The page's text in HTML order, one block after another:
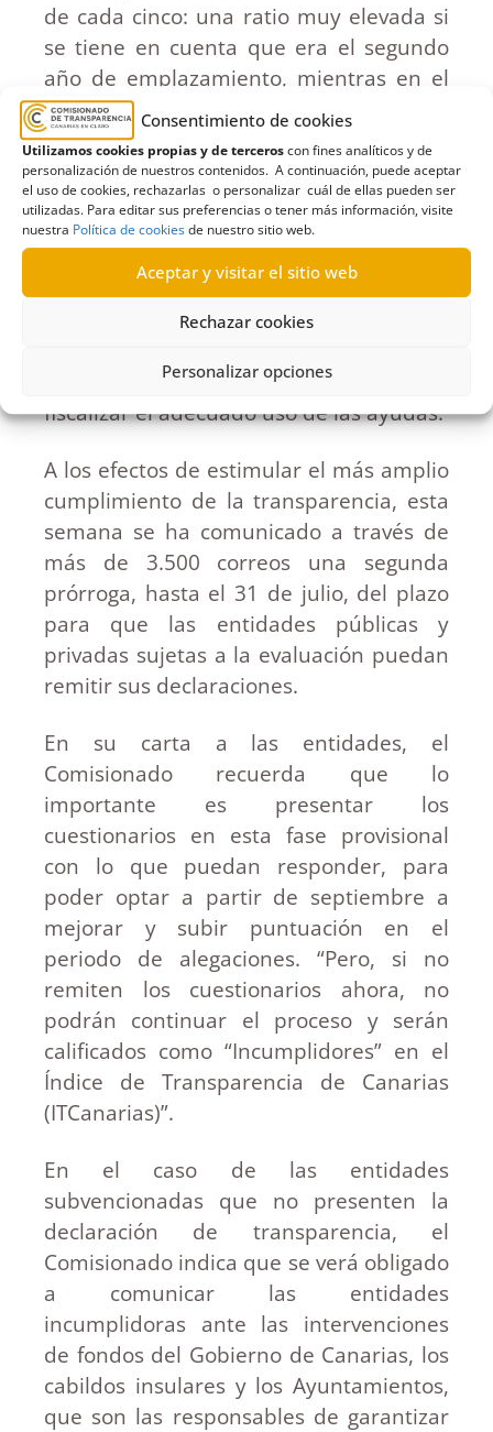
Consentimiento de cookies
Utilizamos cookies propias y de terceroscon fines analíticos y de
personalización de nuestros contenidos. A continuación, puede aceptar
el uso de cookies, rechazarlas o personalizar cuál de ellas pueden ser
utilizadas. Para editar sus preferencias o tener más información, visite
nuestra Política de cookiesde nuestro sitio web.
Aceptar y visitar el sitio web
Rechazar cookies
Personalizar opciones
de cada cinco: una ratio muy elevada si
se tiene en cuenta que era el segundo
año de emplazamiento, mientras en el
sector público se han hecho seis
controles anuales.
En el presente ejercicio, el Comisionado
de Transparencia de Canarias espera
más de 2.400 autoevaluaciones de
transparencia. Tanto las presentadas
como las no presentadas serán puestas
fondos de las instituciones que han de
fiscalizar el adecuado uso de las ayudas.
A los efectos de estimular el más amplio
cumplimiento de la transparencia, esta
semana se ha comunicado a través de
más de 3.500 correos una segunda
prórroga, hasta el 31 de julio, del plazo
para que las entidades públicas y
privadas sujetas a la evaluación puedan
remitir sus declaraciones.
En su carta a las entidades, el
Comisionado recuerda que lo
importante es presentar los
cuestionarios en esta fase provisional
con lo que puedan responder, para
poder optar a partir de septiembre a
mejorar y subir puntuación en el
periodo de alegaciones. “Pero, si no
remiten los cuestionarios ahora, no
podrán continuar el proceso y serán
calificados como “Incumplidores” en el
Índice de Transparencia de Canarias
(ITCanarias)”.
En el caso de las entidades
subvencionadas que no presenten la
declaración de transparencia, el
Comisionado indica que se verá obligado
a comunicar las entidades
incumplidoras ante las intervenciones
de fondos del Gobierno de Canarias, los
cabildos insulares y los Ayuntamientos,
que son las responsables de garantizar